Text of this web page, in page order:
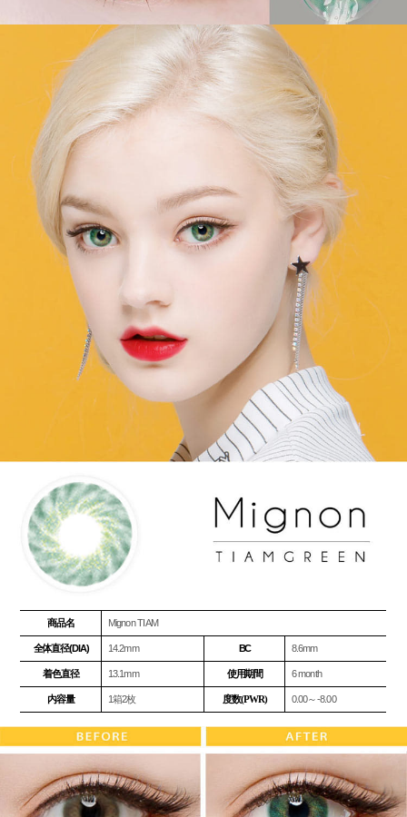
商品名 Mignon TIAM
全体直径(DIA) 14.2mm BC 8.6mm
着色直径 13.1mm 使用期間 6 month
内容量 1箱2枚 度数(PWR) 0.00～-8.00